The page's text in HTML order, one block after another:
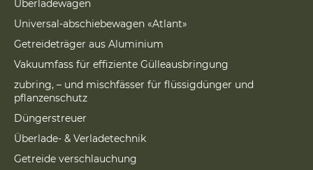
Überladewagen
Universal-abschiebewagen «Atlant»
Getreideträger aus Aluminium
Vakuumfass für effiziente Gülleausbringung
zubring, – und mischfässer für flüssigdünger und
pflanzenschutz
Düngerstreuer
Überlade- & Verladetechnik
Getreide verschlauchung